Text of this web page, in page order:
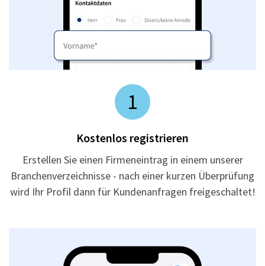
1
Kostenlos registrieren
Erstellen Sie einen Firmeneintrag in einem unserer
Branchenverzeichnisse - nach einer kurzen Überprüfung
wird Ihr Profil dann für Kundenanfragen freigeschaltet!